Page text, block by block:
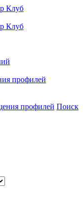
профилей
профилей Поиск